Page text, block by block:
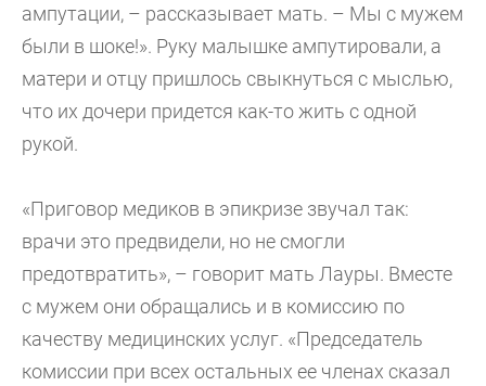
ампутации, – рассказывает мать. – Мы с мужем
были в шоке!». Руку малышке ампутировали, а
матери и отцу пришлось свыкнуться с мыслью,
что их дочери придется как-то жить с одной
рукой.
«Приговор медиков в эпикризе звучал так:
врачи это предвидели, но не смогли
предотвратить», – говорит мать Лауры. Вместе
с мужем они обращались и в комиссию по
качеству медицинских услуг. «Председатель
комиссии при всех остальных ее членах сказал